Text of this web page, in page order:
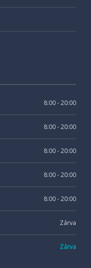
8:00 - 20:00
8:00 - 20:00
8:00 - 20:00
8:00 - 20:00
8:00 - 20:00
Zárva
Zárva